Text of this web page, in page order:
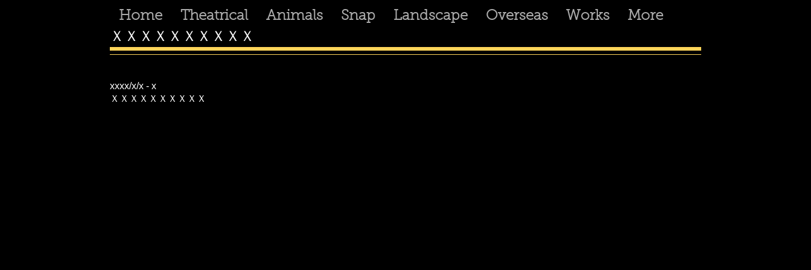
Home Theatrical Animals Snap Landscape Overseas Works More
ＸＸＸＸＸＸＸＸＸＸ
xxxx/x/x - x
ＸＸＸＸＸＸＸＸＸＸ